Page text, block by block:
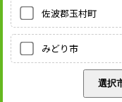
佐波郡玉村町
みどり市